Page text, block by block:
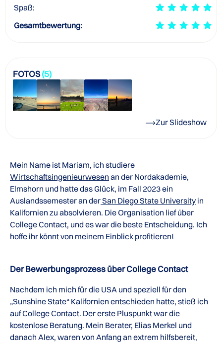
Spaß:
Gesamtbewertung:
FOTOS(5)
Zur Slideshow
Mein Name ist Mariam, ich studiere
Wirtschaftsingenieurwesen an der Nordakademie,
Elmshorn und hatte das Glück, im Fall 2023 ein
Auslandssemester an derSan Diego State Universityin
Kalifornien zu absolvieren. Die Organisation lief über
College Contact, und es war die beste Entscheidung. Ich
hoffe ihr könnt von meinem Einblick profitieren!
Der Bewerbungsprozess über College Contact
Nachdem ich mich für die USA und speziell für den
„Sunshine State“ Kalifornien entschieden hatte, stieß ich
auf College Contact. Der erste Pluspunkt war die
kostenlose Beratung. Mein Berater, Elias Merkel und
danach Alex, waren von Anfang an extrem hilfsbereit,